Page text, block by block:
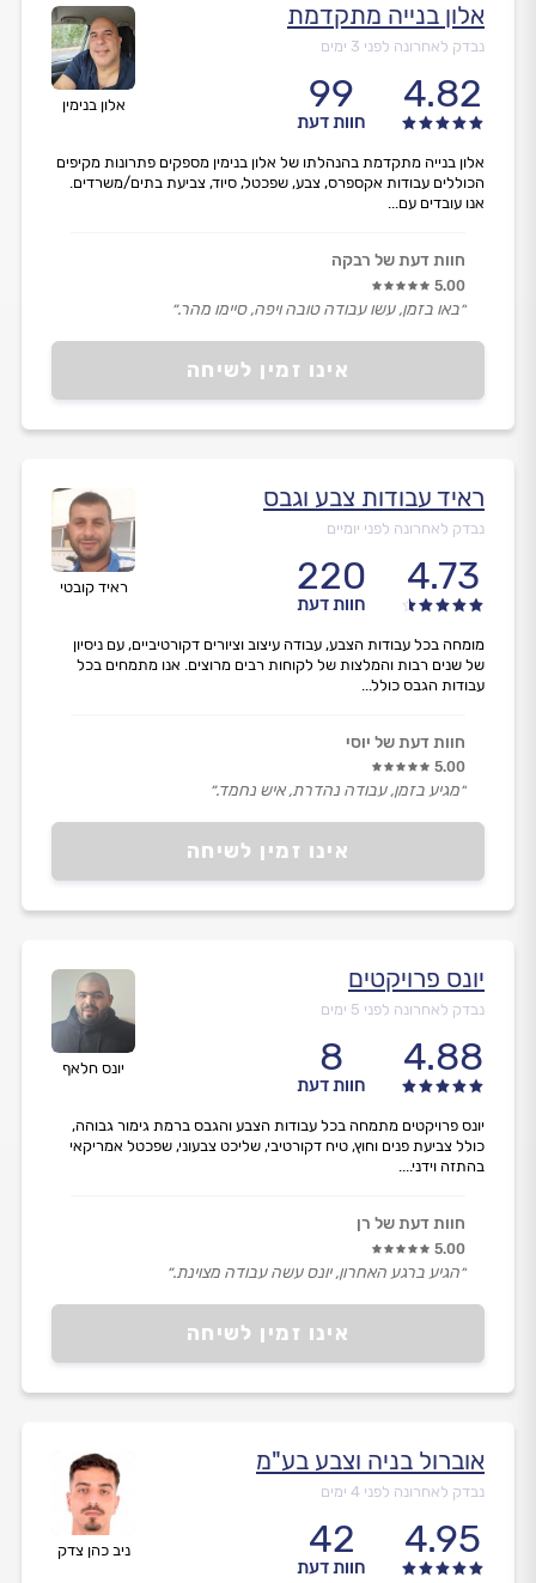
אלון בנימין
אלון בנייה מתקדמת
נבדק לאחרונה לפני 3 ימים
4.82
99
חוות דעת
אינו זמין לשיחה
אלון בנייה מתקדמת בהנהלתו של אלון בנימין מספקים פתרונות מקיפים
הכוללים עבודות אקספרס, צבע, שפכטל, סיוד, צביעת בתים/משרדים.
אנו עובדים עם...
חוות דעת של רבקה
5.00
״באו בזמן, עשו עבודה טובה ויפה, סיימו מהר.״
ראיד קובטי
ראיד עבודות צבע וגבס
נבדק לאחרונה לפני יומיים
4.73
220
חוות דעת
אינו זמין לשיחה
מומחה בכל עבודות הצבע, עבודה עיצוב וציורים דקורטיביים, עם ניסיון
של שנים רבות והמלצות של לקוחות רבים מרוצים. אנו מתמחים בכל
עבודות הגבס כולל...
חוות דעת של יוסי
5.00
״מגיע בזמן, עבודה נהדרת, איש נחמד.״
יונס חלאף
יונס פרויקטים
נבדק לאחרונה לפני 5 ימים
4.88
8
חוות דעת
אינו זמין לשיחה
יונס פרויקטים מתמחה בכל עבודות הצבע והגבס ברמת גימור גבוהה,
כולל צביעת פנים וחוץ, טיח דקורטיבי, שליכט צבעוני, שפכטל אמריקאי
בהתזה וידני....
חוות דעת של רן
5.00
״הגיע ברגע האחרון, יונס עשה עבודה מצוינת.״
ניב כהן צדק
אוברול בניה וצבע בע"מ
נבדק לאחרונה לפני 4 ימים
4.95
42
חוות דעת